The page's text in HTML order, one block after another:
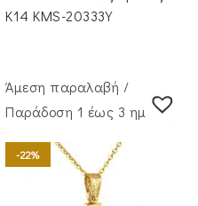
Κ14 KMS-20333Y
Άμεση παραλαβή /
Παράδoση 1 έως 3 ημέρες
-22%